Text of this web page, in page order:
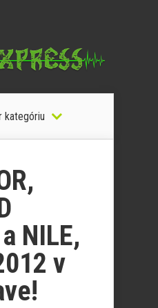
kategóriu
NILE,
v